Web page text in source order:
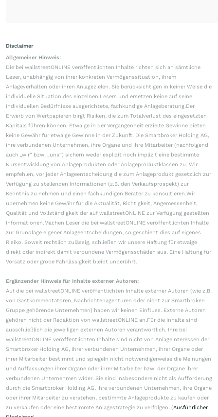
Disclaimer
Allgemeiner Hinweis:
Die bei wallstreetONLINE veröffentlichten Inhalte richten sich an sämtliche
Leser, unabhängig von ihrer konkreten Vermögenssituation, ihrem
Anlageverhalten oder ihren Anlagezielen. Sie berücksichtigen in keiner Weise die
individuelle Situation des einzelnen Lesers und ersetzen keine auf seine
individuellen Bedürfnisse ausgerichtete, fachkundige Anlageberatung.Der
Erwerb von Wertpapieren birgt Risiken, die zum Totalverlust des eingesetzten
Kapitals führen können. Etwaige in der Vergangenheit erzielte Gewinne bieten
keine Gewähr für etwaige Gewinne in der Zukunft. Die Smartbroker Holding AG,
ihre verbundenen Unternehmen, ihre Organe und ihre Mitarbeiter (nachfolgend
auch „wir“ bzw. „uns“) sichern weder explizit noch implizit eine bestimmte
Kursentwicklung von Anlageprodukten oder Anlageproduktklassen zu. Wir
empfehlen, vor jeder Anlageentscheidung die zum Anlageprodukt gesetzlich zur
Verfügung zu stellenden Informationen (z.B. den Verkaufsprospekt) zur
Kenntnis zu nehmen und einen fachkundigen Berater zu konsultieren.Wir
übernehmen keine Gewähr für die Aktualität, Richtigkeit, Angemessenheit,
Qualität und Vollständigkeit der auf wallstreetONLINE zur Verfügung gestellten
Informationen.Machen Leser die bei wallstreetONLINE veröffentlichten Inhalte
zur Grundlage eigener Anlageentscheidungen, so geschieht dies auf eigenes
Risiko. Soweit rechtlich zulässig, schließen wir unsere Haftung für etwaige
direkt oder indirekt damit verbundene Vermögensschäden aus. Eine Haftung für
Vorsatz oder grobe Fahrlässigkeit bleibt unberührt.
Ergänzender Hinweis für Inhalte externer Autoren:
Auf die bei wallstreetONLINE veröffentlichten Inhalte externer Autoren (wie z.B.
von Gastkommentatoren, Nachrichtenagenturen oder nicht zur Smartbroker-
Gruppe gehörende Unternehmen) haben wir keinen Einfluss. Externe Autoren
gehören nicht der Redaktion von wallstreetONLINE an.Für die Inhalte sind
ausschließlich die jeweiligen externen Autoren verantwortlich. Ihre bei
wallstreetONLINE veröffentlichten Inhalte sind nicht von Anlageinteressen der
Smartbroker Holding AG, ihrer verbundenen Unternehmen, ihrer Organe oder
ihrer Mitarbeiter bestimmt und spiegeln nicht notwendigerweise die Meinungen
und Auffassungen ihrer Organe oder ihrer Mitarbeiter bzw. der Organe ihrer
verbundenen Unternehmen wider. Sie sind insbesondere nicht als Aufforderung
durch die Smartbroker Holding AG, ihre verbundenen Unternehmen, ihre Organe
oder ihrer Mitarbeiter zu verstehen, bestimmte Anlageprodukte zu kaufen oder
zu verkaufen oder eine bestimmte Anlagestrategie zu verfolgen. (Ausführlicher